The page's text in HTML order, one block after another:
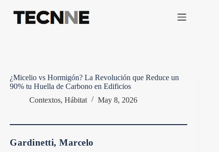
contenido
¿Micelio vs Hormigón? La Revolución que Reduce un
90% tu Huella de Carbono en Edificios
Contextos, Hábitat May 8, 2026
Gardinetti, Marcelo